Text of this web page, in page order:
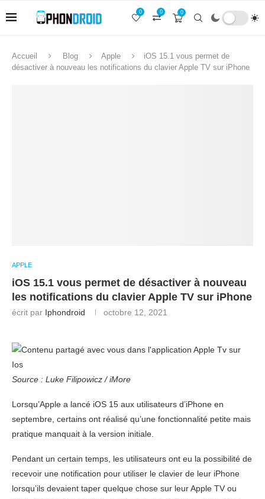
0
0
0
Accueil Blog Apple
iOS 15.1 vous permet de
désactiver à nouveau les notifications du clavier Apple TV sur iPhone
APPLE
iOS 15.1 vous permet de désactiver à nouveau
les notifications du clavier Apple TV sur iPhone
écrit par Iphondroid octobre 12, 2021
Source : Luke Filipowicz / iMore
Lorsqu’Apple a lancé iOS 15 aux utilisateurs d’iPhone en
septembre, certains ont réalisé qu’une fonctionnalité petite mais
pratique manquait à la version initiale.
Pendant un certain temps, les utilisateurs ont eu la possibilité de
recevoir une notification pour utiliser le clavier de leur iPhone
lorsqu’ils devaient taper quelque chose sur leur Apple TV ou